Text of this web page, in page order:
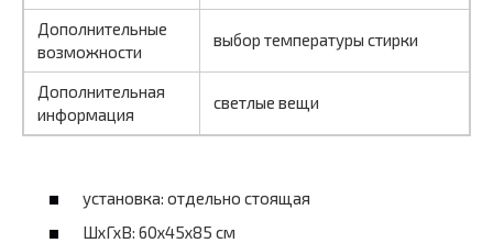
Дополнительные
возможности
выбор температуры стирки
Дополнительная
информация
светлые вещи
установка: отдельно стоящая
ШхГхВ: 60х45х85 см